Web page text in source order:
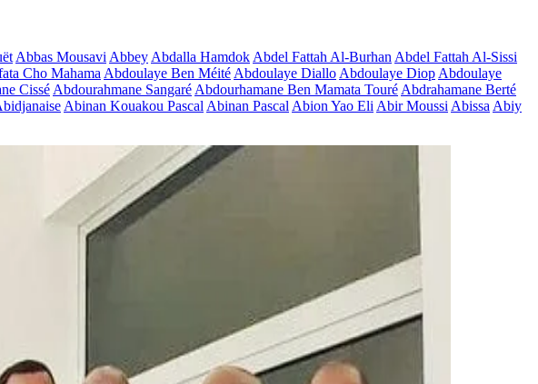
Abbas Mousavi Abbey Abdalla Hamdok Abdel Fattah Al-Burhan Abdel Fattah Al-Sissi
Cho Mahama Abdoulaye Ben Méité Abdoulaye Diallo Abdoulaye Diop Abdoulaye
Cissé Abdourahmane Sangaré Abdourhamane Ben Mamata Touré Abdrahamane Berté
Abinan Kouakou Pascal Abinan Pascal Abion Yao Eli Abir Moussi Abissa Abiy